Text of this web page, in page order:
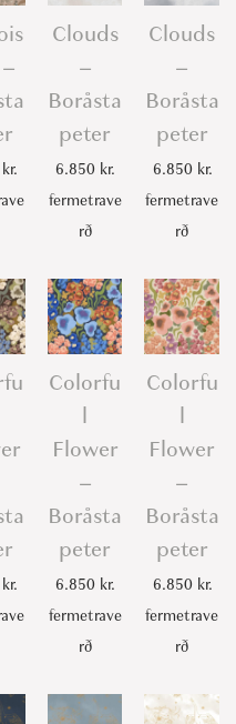
kr.
Clouds
–
Boråsta
peter
6.850 kr.
fermetrave
rð
Clouds
–
Boråsta
peter
6.850 kr.
fermetrave
rð
kr.
Colorfu
l
Flower
–
Boråsta
peter
6.850 kr.
fermetrave
rð
Colorfu
l
Flower
–
Boråsta
peter
6.850 kr.
fermetrave
rð